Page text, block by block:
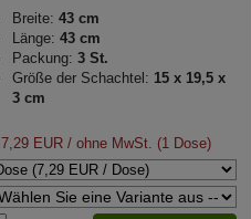
Breite: 43 cm
Länge: 43 cm
Packung: 3 St.
Größe der Schachtel: 15 x 19,5 x
3 cm
7,29 EUR / ohne MwSt. (1 Dose)